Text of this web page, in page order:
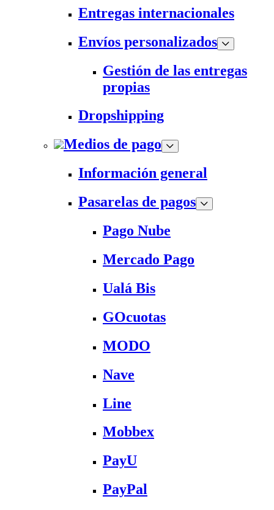
Entregas internacionales
Envíos personalizados
Gestión de las entregas
propias
Dropshipping
Medios de pago
Información general
Pasarelas de pagos
Pago Nube
Mercado Pago
Ualá Bis
GOcuotas
MODO
Nave
Line
Mobbex
PayU
PayPal